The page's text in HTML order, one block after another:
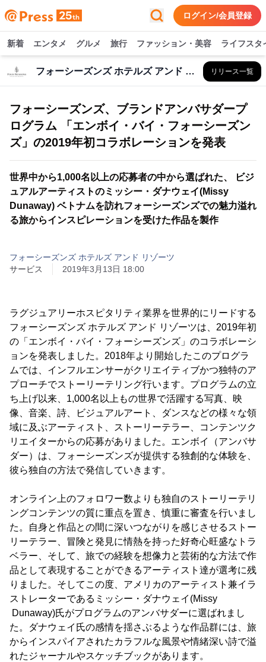
ログイン/会員登録
新着 エンタメ グルメ 旅行 ファッション・美容 ライフスタ
フォーシーズンズ ホテルズ アンド リゾーツ リリース一覧
フォーシーズンズ、ブランドアンバサダープ
ログラム 「エンボイ・バイ・フォーシーズン
ズ」の2019年初コラボレーションを発表
世界中から1,000名以上の応募者の中から選ばれた、 ビジ
ュアルアーティストのミッシー・ダナウェイ(Missy
Dunaway) ベトナムを訪れフォーシーズンズでの魅力溢れ
る旅からインスピレーションを受けた作品を製作
フォーシーズンズ ホテルズ アンド リゾーツ
サービス
2019年3月13日 18:00
ラグジュアリーホスピタリティ業界を世界的にリードする
フォーシーズンズ ホテルズ アンド リゾーツは、2019年初
の「エンボイ・バイ・フォーシーズンズ」のコラボレーシ
ョンを発表しました。2018年より開始したこのプログラ
ムでは、インフルエンサーがクリエイティブかつ独特のア
プローチでストーリーテリング行います。プログラムの立
ち上げ以来、1,000名以上もの世界で活躍する写真、映
像、音楽、詩、ビジュアルアート、ダンスなどの様々な領
域に及ぶアーティスト、ストーリーテラー、コンテンツク
リエイターからの応募がありました。エンボイ（アンバサ
ダー）は、フォーシーズンズが提供する独創的な体験を、
彼ら独自の方法で発信していきます。
オンライン上のフォロワー数よりも独自のストーリーテリ
ングコンテンツの質に重点を置き、慎重に審査を行いまし
た。自身と作品との間に深いつながりを感じさせるストー
リーテラー、冒険と発見に情熱を持った好奇心旺盛なトラ
ベラー、そして、旅での経験を想像力と芸術的な方法で作
品として表現することができるアーティスト達が選考に残
りました。そしてこの度、アメリカのアーティスト兼イラ
ストレーターであるミッシー・ダナウェイ(Missy
Dunaway)氏がプログラムのアンバサダーに選ばれまし
た。ダナウェイ氏の感情を揺さぶるような作品群には、旅
からインスパイアされたカラフルな風景や情緒深い詩で溢
れたジャーナルやスケッチブックがあります。